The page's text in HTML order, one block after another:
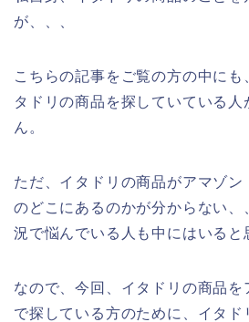
が、、、
こちらの記事をご覧の方の中にも
タドリの商品を探していている
ん。
ただ、イタドリの商品がアマゾン
のどこにあるのかが分からない、
況で悩んでいる人も中にはいると
なので、今回、イタドリの商品を
で探している方のために、イタド